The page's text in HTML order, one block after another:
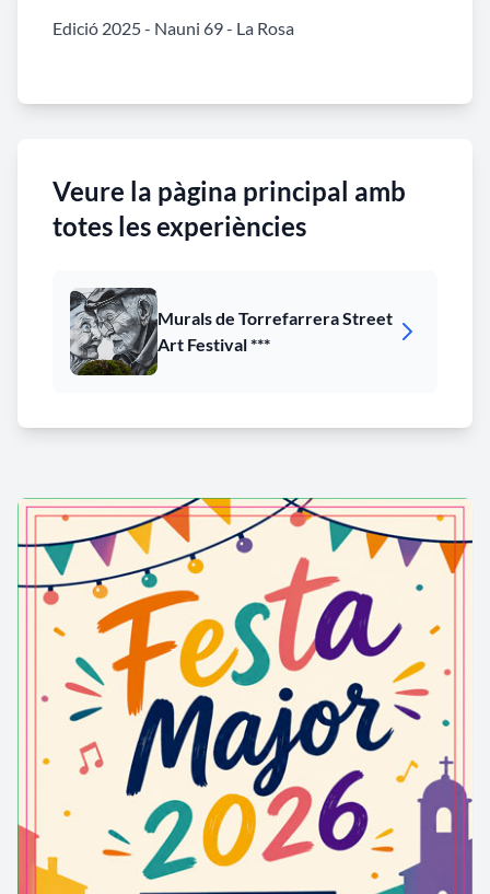
Edició 2025 - Nauni 69 - La Rosa
Veure la pàgina principal amb
totes les experiències
Murals de Torrefarrera Street
Art Festival ***